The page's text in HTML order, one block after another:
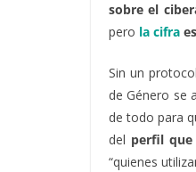
sobre el
pero la cifra
Sin un
de Género se
de todo para
del perfil que
“quienes